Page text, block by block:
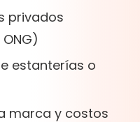
privados
estanterías o
marca y costos